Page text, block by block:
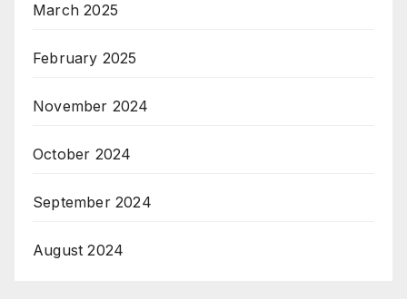
March 2025
February 2025
November 2024
October 2024
September 2024
August 2024